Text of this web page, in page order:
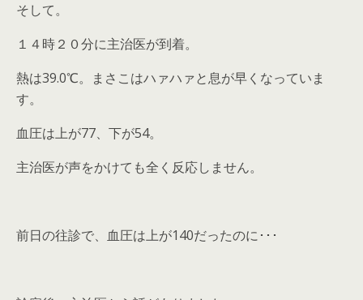
そして。
１４時２０分に主治医が到着。
熱は39.0℃。まさこはハァハァと息が早くなっていま
す。
血圧は上が77、下が54。
主治医が声をかけても全く反応しません。
前日の往診で、血圧は上が140だったのに･･･